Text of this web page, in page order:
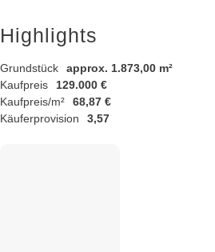
Highlights
Grundstück
approx. 1.873,00 m²
Kaufpreis
129.000 €
Kaufpreis/m²
68,87 €
Käuferprovision
3,57